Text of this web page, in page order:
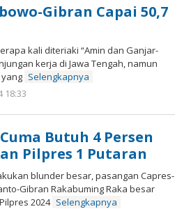
Gibran Capai 50,7
kali diteriaki “Amin dan Ganjar-
kerja di Jawa Tengah, namun
Selengkapnya
18:33
Jackson
Butuh 4 Persen
Pilpres 1 Putaran
blunder besar, pasangan Capres-
Gibran Rakabuming Raka besar
2024 Selengkapnya